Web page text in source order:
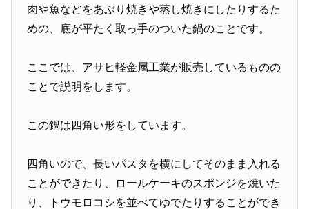
肉や魚などをあぶり焼きや蒸し焼きにしたりするた
めの、底が平たく取っ手のついた鍋のことです。
ここでは、アサヒ軽金属工業が販売しているものの
ことで説明をします。
この鍋は四角い形をしています。
四角いので、長いパスタを横にしてそのまま入れる
ことができたり、ロールケーキのスポンジを焼いた
り、トウモロコシを並べてゆでたりすることができ